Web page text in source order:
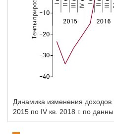
Динамика изменения доходов
2015 по IV кв. 2018 г. по